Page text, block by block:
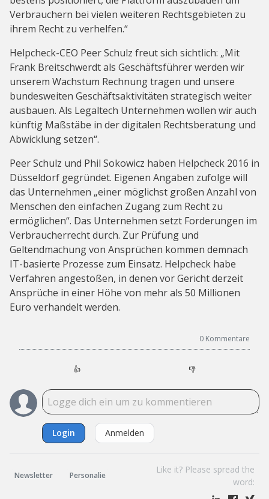
Verbrauchern bei vielen weiteren Rechtsgebieten zu
ihrem Recht zu verhelfen.“
Helpcheck-CEO Peer Schulz freut sich sichtlich: „Mit
Frank Breitschwerdt als Geschäftsführer werden wir
unserem Wachstum Rechnung tragen und unsere
bundesweiten Geschäftsaktivitäten strategisch weiter
ausbauen. Als Legaltech Unternehmen wollen wir auch
künftig Maßstäbe in der digitalen Rechtsberatung und
Abwicklung setzen“.
Peer Schulz und Phil Sokowicz haben Helpcheck 2016 in
Düsseldorf gegründet. Eigenen Angaben zufolge will
das Unternehmen „einer möglichst großen Anzahl von
Menschen den einfachen Zugang zum Recht zu
ermöglichen“. Das Unternehmen setzt Forderungen im
Verbraucherrecht durch. Zur Prüfung und
Geltendmachung von Ansprüchen kommen demnach
IT-basierte Prozesse zum Einsatz. Helpcheck habe
Verfahren angestoßen, in denen vor Gericht derzeit
Ansprüche in einer Höhe von mehr als 50 Millionen
Euro verhandelt werden.
0 Kommentare
👍 👎
Login Anmelden
Newsletter Personalie
Like it? Please spread the
word: